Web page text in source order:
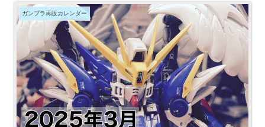
ガンプラ再販カレンダー